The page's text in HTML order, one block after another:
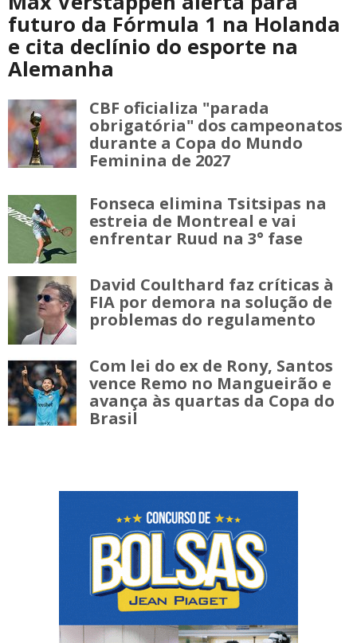
futuro da Fórmula 1 na Holanda
e cita declínio do esporte na
Alemanha
CBF oficializa "parada
obrigatória" dos campeonatos
durante a Copa do Mundo
Feminina de 2027
Fonseca elimina Tsitsipas na
estreia de Montreal e vai
enfrentar Ruud na 3° fase
David Coulthard faz críticas à
FIA por demora na solução de
problemas do regulamento
Com lei do ex de Rony, Santos
vence Remo no Mangueirão e
avança às quartas da Copa do
Brasil